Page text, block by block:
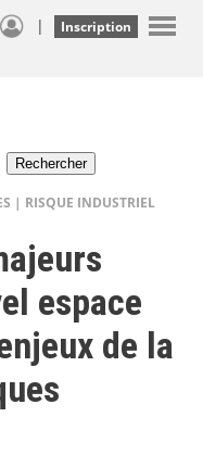
| Inscription
| RISQUE INDUSTRIEL
espace
de la